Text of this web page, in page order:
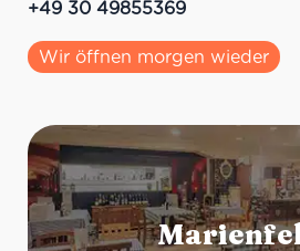
+49 30 49855369
Wir öffnen morgen wieder